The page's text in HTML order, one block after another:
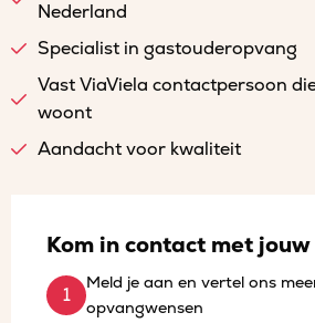
Nederland
Specialist in gastouderopvang
Vast ViaViela contactpersoon
woont
Aandacht voor kwaliteit
Kom in contact met
Meld je aan en vertel ons
opvangwensen